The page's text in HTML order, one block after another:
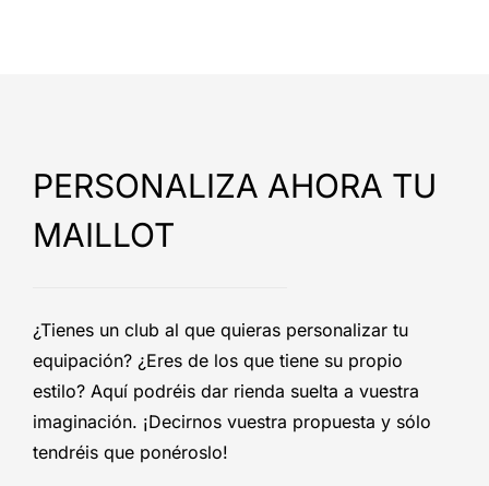
PERSONALIZA AHORA TU
MAILLOT
¿Tienes un club al que quieras personalizar tu
equipación? ¿Eres de los que tiene su propio
estilo? Aquí podréis dar rienda suelta a vuestra
imaginación. ¡Decirnos vuestra propuesta y sólo
tendréis que ponéroslo!